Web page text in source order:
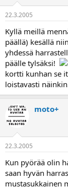
22.3.2005
Kyllä meillä
päällä) kesällä
yhdessä
päälle tylsäksi!
kortti kunhan se
loistavasti
moto+
22.3.2005
Kun pyörää olin
saan hyvän
mustasukkainen